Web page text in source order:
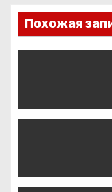
я
з
п
Похожая